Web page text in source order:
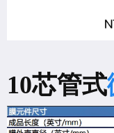
10芯管式